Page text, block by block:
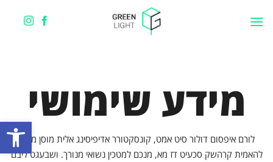
פתח
מידע שימושי
לורם איפסום דולור סיט אמט, קונסקטורר אדיפיסינג אלית מוסן מנת.
להאמית קרהשק סכעיט דז מא, מנכם למטכין נשואי מנורך. ושבעגט ליבם